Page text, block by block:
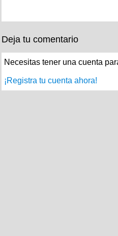
Deja tu comentario
Necesitas tener una cuenta
¡Registra tu cuenta ahora!